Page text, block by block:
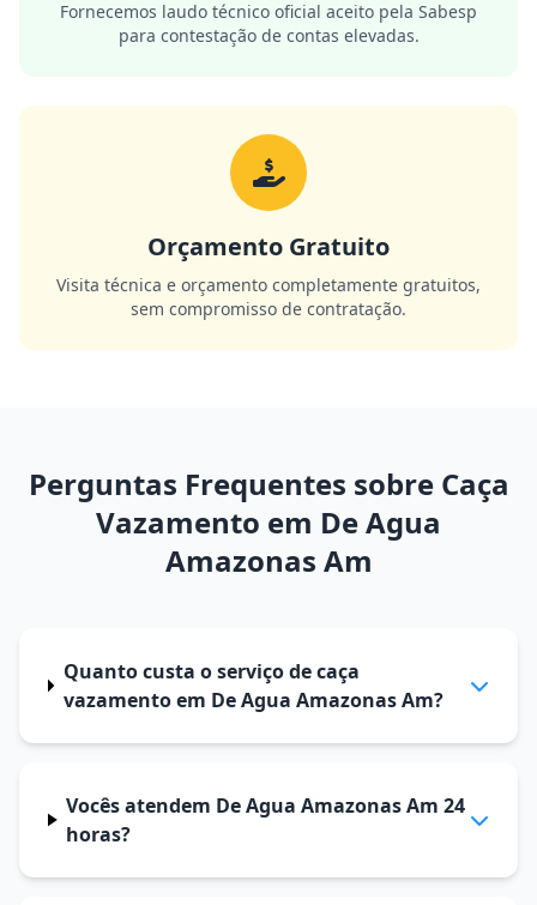
Fornecemos laudo técnico oficial aceito pela Sabesp
para contestação de contas elevadas.
Orçamento Gratuito
Visita técnica e orçamento completamente gratuitos,
sem compromisso de contratação.
Perguntas Frequentes sobre Caça
Vazamento em De Agua
Amazonas Am
Quanto custa o serviço de caça
vazamento em De Agua Amazonas Am?
Vocês atendem De Agua Amazonas Am 24
horas?